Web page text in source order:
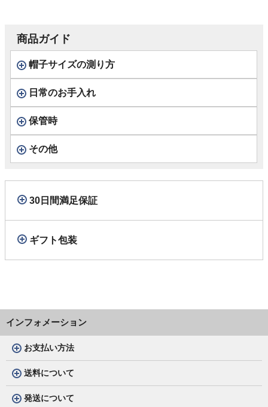
商品ガイド
帽子サイズの測り方
日常のお手入れ
保管時
その他
30日間満足保証
ギフト包装
インフォメーション
お支払い方法
送料について
発送について